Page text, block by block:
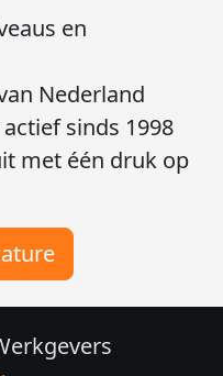
Stageplaza. Plaats nu
deze voordelen:
en
Nederland
sinds 1998